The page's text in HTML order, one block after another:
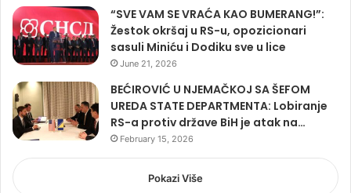
“SVE VAM SE VRAĆA KAO BUMERANG!”:
Žestok okršaj u RS-u, opozicionari
sasuli Miniću i Dodiku sve u lice
June 21, 2026
BEĆIROVIĆ U NJEMAČKOJ SA ŠEFOM
UREDA STATE DEPARTMENTA: Lobiranje
RS-a protiv države BiH je atak na…
February 15, 2026
Pokazi Više